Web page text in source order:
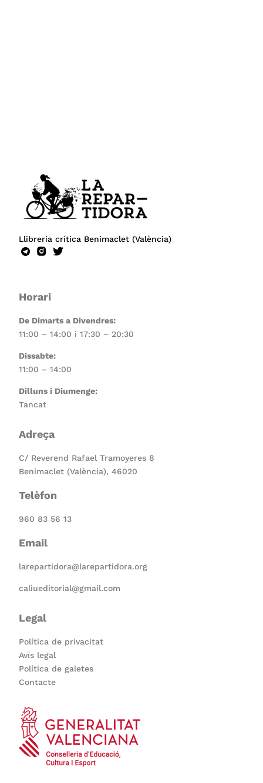
Llibreria crítica Benimaclet (València)
Horari
De Dimarts a Divendres:
11:00 – 14:00 i 17:30 – 20:30
Dissabte:
11:00 – 14:00
Dilluns i Diumenge:
Tancat
Adreça
C/ Reverend Rafael Tramoyeres 8
Benimaclet (València), 46020
Telèfon
960 83 56 13
Email
larepartidora@larepartidora.org
caliueditorial@gmail.com
Legal
Política de privacitat
Avís legal
Política de galetes
Contacte